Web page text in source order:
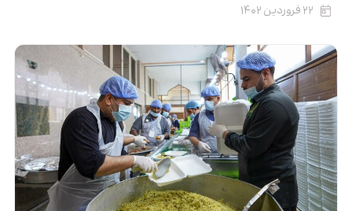
۲۲ فروردین ۱۴۰۲